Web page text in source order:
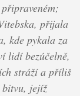
přijala
kde pykala za
lidí bezúčelně,
stráží a příliš
jejíž